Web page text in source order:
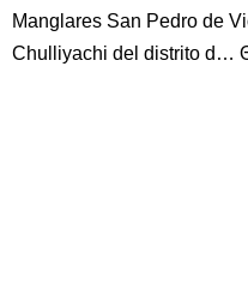
Manglares San Pedro de
Chulliyachi del distrito d…